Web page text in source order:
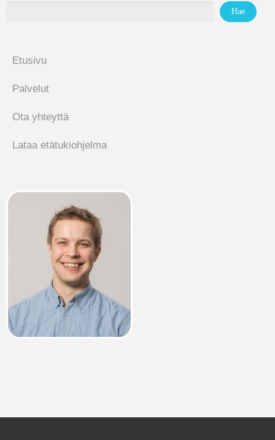
Etusivu
Palvelut
Ota yhteyttä
Lataa etätukiohjelma